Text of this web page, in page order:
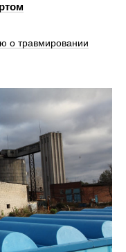
о травмировании